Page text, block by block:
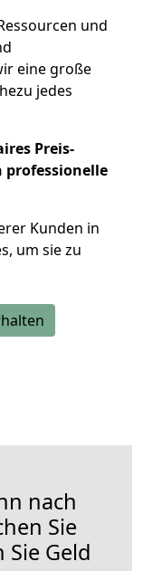
und
eine große
jedes
Preis-
professionelle
Kunden in
um sie zu
nach
Sie
Geld